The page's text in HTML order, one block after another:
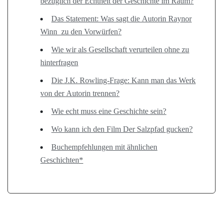
Das Statement: Was sagt die Autorin Raynor
Winn zu den Vorwürfen?
Wie wir als Gesellschaft verurteilen ohne zu
hinterfragen
Die J.K. Rowling-Frage: Kann man das Werk
von der Autorin trennen?
Wie echt muss eine Geschichte sein?
Wo kann ich den Film Der Salzpfad gucken?
Buchempfehlungen mit ähnlichen
Geschichten*